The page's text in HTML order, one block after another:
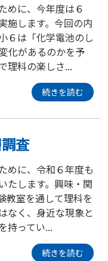
めに、今年度は６
施します。今回の内
６は「化学電池のし
化があるのかを予
理科の楽しさ...
続きを読む
査
めに、令和６年度も
たします。興味・関
教室を通して理科を
なく、身近な現象と
持ってい...
続きを読む